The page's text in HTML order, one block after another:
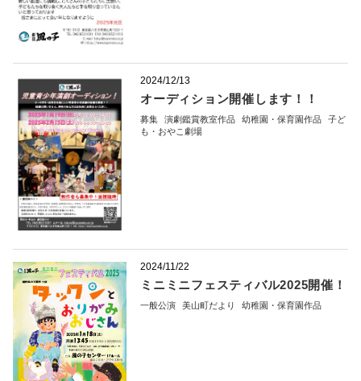
2024/12/13
オーディション開催します！！
募集 演劇鑑賞教室作品 幼稚園・保育園作品
子ど
も・おやこ劇場
2024/11/22
ミニミニフェスティバル2025開催！
一般公演 美山町だより 幼稚園・保育園作品